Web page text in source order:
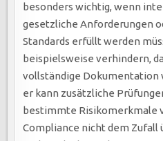
besonders wichtig, wenn
gesetzliche Anforderungen
Standards erfüllt werden
beispielsweise verhindern,
vollständige
er kann zusätzliche
bestimmte Risikomerkmale
Compliance nicht dem Zufall